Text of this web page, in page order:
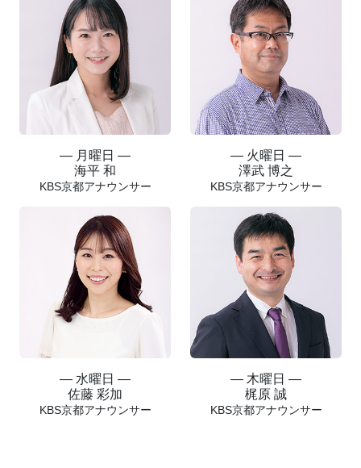
― 月曜日 ―
海平 和
KBS京都アナウンサー
― 火曜日 ―
澤武 博之
KBS京都アナウンサー
― 水曜日 ―
佐藤 彩加
KBS京都アナウンサー
― 木曜日 ―
梶原 誠
KBS京都アナウンサー